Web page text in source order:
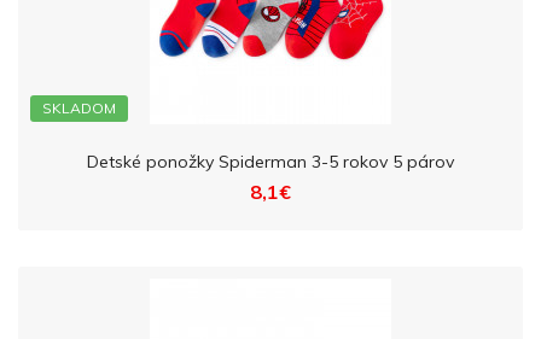
SKLADOM
Detské ponožky Spiderman 3-5 rokov 5 párov
8,1€